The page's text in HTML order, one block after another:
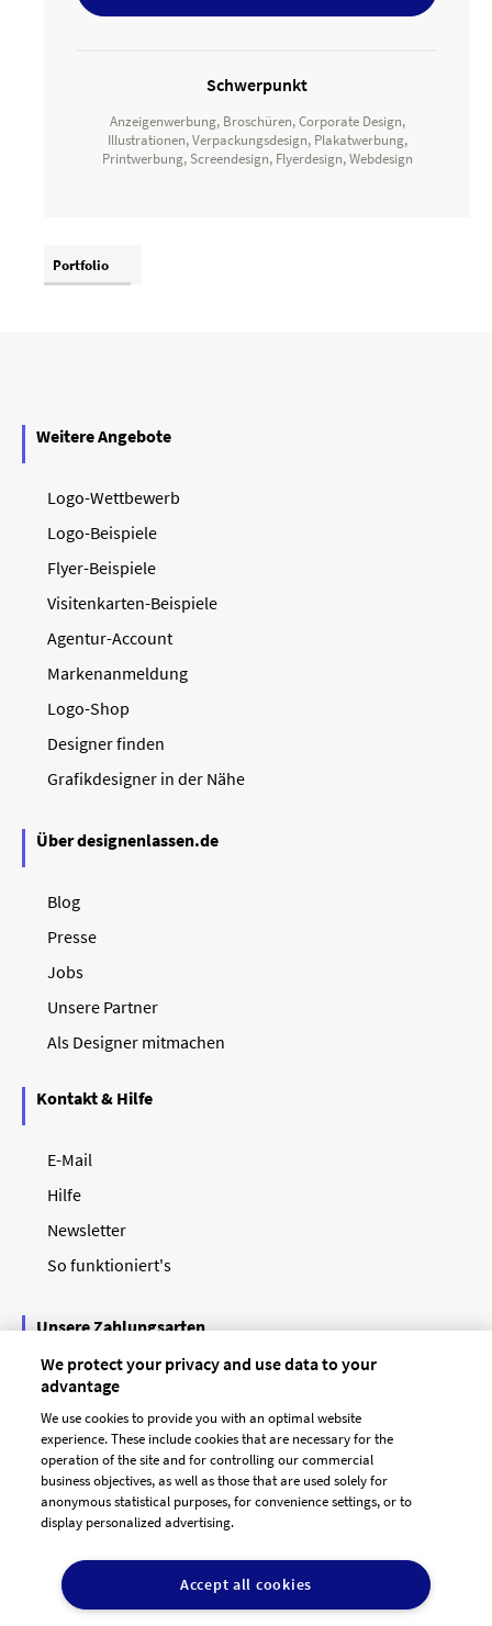
Schwerpunkt
Anzeigenwerbung, Broschüren, Corporate Design,
Illustrationen, Verpackungsdesign, Plakatwerbung,
Printwerbung, Screendesign, Flyerdesign, Webdesign
Portfolio
Weitere Angebote
Logo-Wettbewerb
Logo-Beispiele
Flyer-Beispiele
Visitenkarten-Beispiele
Agentur-Account
Markenanmeldung
Logo-Shop
Designer finden
Grafikdesigner in der Nähe
Über designenlassen.de
Blog
Presse
Jobs
Unsere Partner
Als Designer mitmachen
Kontakt & Hilfe
E-Mail
Hilfe
Newsletter
So funktioniert's
Unsere Zahlungsarten
AGB Dienstleister
Datenschutz
Impressum
We protect your privacy and use data to your
advantage
We use cookies to provide you with an optimal website
experience. These include cookies that are necessary for the
operation of the site and for controlling our commercial
business objectives, as well as those that are used solely for
anonymous statistical purposes, for convenience settings, or to
display personalized advertising.
Accept all cookies